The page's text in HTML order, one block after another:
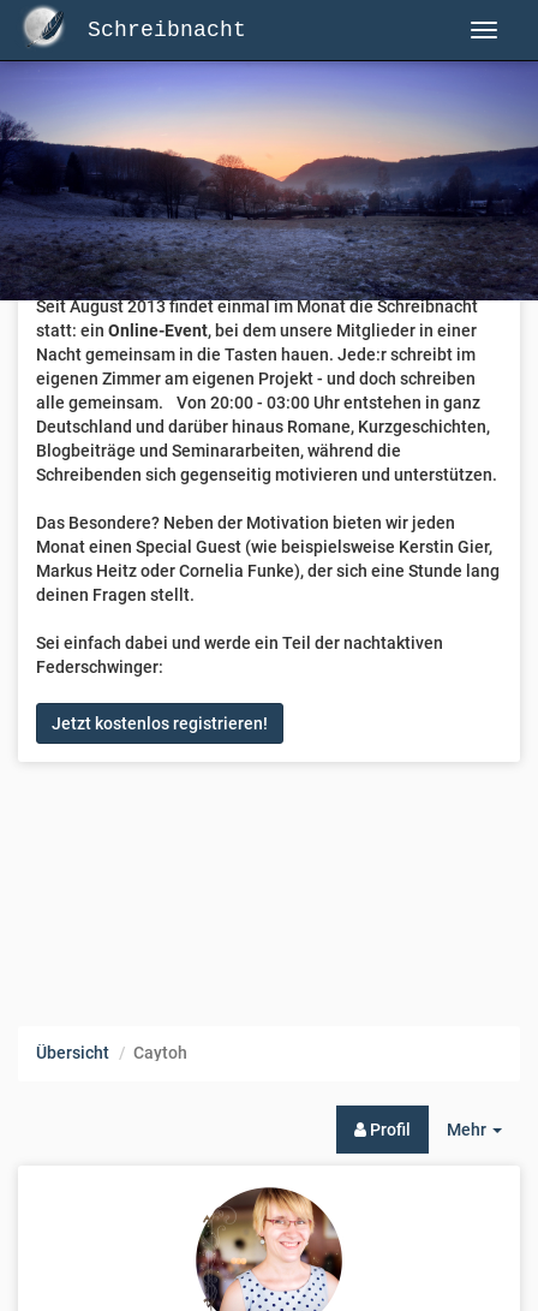
Schreibnacht
Herzlich Willkommen auf Schreibnacht.de
Hier erwartet dich eine aktive Federschwinger-Community
mit über 3.000 Mitgliedern.
Willkommen ist jede Person, die gerne schreibt. Alter, Genre
und Erfahrung sind nicht relevant, es zählt allein die Liebe
zum geschriebenen Wort.
Seit August 2013 findet einmal im Monat die Schreibnacht
statt: ein Online-Event, bei dem unsere Mitglieder in einer
Nacht gemeinsam in die Tasten hauen. Jede:r schreibt im
eigenen Zimmer am eigenen Projekt - und doch schreiben
alle gemeinsam. Von 20:00 - 03:00 Uhr entstehen in ganz
Deutschland und darüber hinaus Romane, Kurzgeschichten,
Blogbeiträge und Seminararbeiten, während die
Schreibenden sich gegenseitig motivieren und unterstützen.
Das Besondere? Neben der Motivation bieten wir jeden
Monat einen Special Guest (wie beispielsweise Kerstin Gier,
Markus Heitz oder Cornelia Funke), der sich eine Stunde lang
deinen Fragen stellt.
Sei einfach dabei und werde ein Teil der nachtaktiven
Federschwinger:
Jetzt kostenlos registrieren!
Übersicht Caytoh
Mehr
Profil